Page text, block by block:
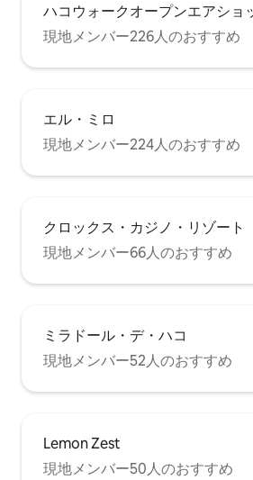
ハコウォークオープンエアショ
現地メンバー226人のおすすめ
エル・ミロ
現地メンバー224人のおすすめ
クロックス・カジノ・リゾート
現地メンバー66人のおすすめ
ミラドール・デ・ハコ
現地メンバー52人のおすすめ
Lemon Zest
現地メンバー50人のおすすめ